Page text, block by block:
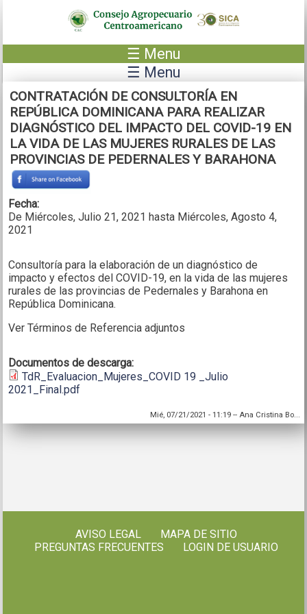
Pasar al contenido principal
☰ Menu
☰ Menu
CONTRATACIÓN DE CONSULTORÍA EN
REPÚBLICA DOMINICANA PARA REALIZAR
DIAGNÓSTICO DEL IMPACTO DEL COVID-19 EN
LA VIDA DE LAS MUJERES RURALES DE LAS
PROVINCIAS DE PEDERNALES Y BARAHONA
Fecha:
De Miércoles, Julio 21, 2021 hasta Miércoles, Agosto 4,
2021
Consultoría para la elaboración de un diagnóstico de
impacto y efectos del COVID-19, en la vida de las mujeres
rurales de las provincias de Pedernales y Barahona en
República Dominicana.
Ver Términos de Referencia adjuntos
Documentos de descarga:
TdR_Evaluacion_Mujeres_COVID 19 _Julio
2021_Final.pdf
Mié, 07/21/2021 - 11:19-- Ana Cristina Bo...
AVISO LEGAL
MAPA DE SITIO
PREGUNTAS FRECUENTES
LOGIN DE USUARIO